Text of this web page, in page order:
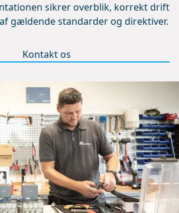
sikrer overblik, korrekt drift
gældende standarder og direktiver.
Kontakt os